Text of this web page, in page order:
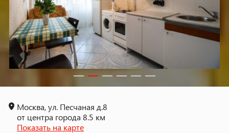
Москва, ул. Песчаная д.8
от центра города 8.5 км
Показать на карте